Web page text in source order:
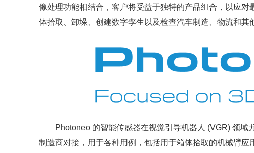
像处理功能相结合，客户将受益于独特的产品组合，以应
体拾取、卸垛、创建数字孪生以及检查汽车制造、物流和其
Photoneo 的智能传感器在视觉引导机器人 (VGR) 领域
制造商对接，用于各种用例，包括用于箱体拾取的机械臂